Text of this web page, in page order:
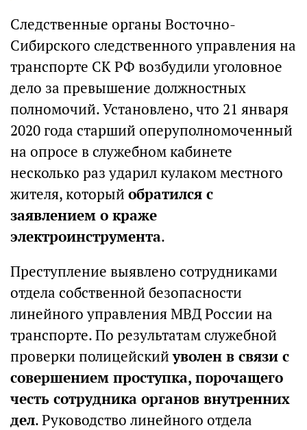
Следственные органы Восточно-
Сибирского следственного управления на
транспорте СК РФ возбудили уголовное
дело за превышение должностных
полномочий. Установлено, что 21 января
2020 года старший оперуполномоченный
на опросе в служебном кабинете
несколько раз ударил кулаком местного
жителя, который обратился с
заявлением о краже
электроинструмента.
Преступление выявлено сотрудниками
отдела собственной безопасности
линейного управления МВД России на
транспорте. По результатам служебной
проверки полицейскийуволен в связи с
совершением проступка, порочащего
честь сотрудника органов внутренних
дел. Руководство линейного отдела